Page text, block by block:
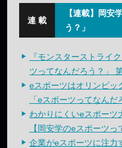
【連載】岡安
う？」
『モンスターストライ
ツってなんだろう？」 第
eスポーツはオリンピッ
「eスポーツってなんだ
わかりにくいeスポーツ
【岡安学のeスポーツっ
企業がeスポーツに注力